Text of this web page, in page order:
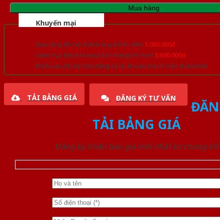
Mua hàng
Khuyến mại
Quà tặng đồ nội thất trang trí lên đến 1.000.000đ
Giảm trực tiếp khi mua đơn hàng lớn hơn 3.000.000đ
Nhiều ưu đãi lớn khi đăng ký tài khoản thành viên thân thiết
TẢI BẢNG GIÁ ĐĂNG KÝ TƯ VẤN
TẢI BẢNG GIÁ
Đăng ký nhận báo giá mới nhất từ chúng tôi